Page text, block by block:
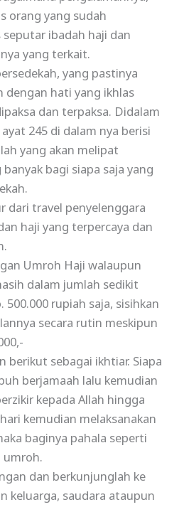
orang yang sudah
ibadah haji dan
yang terkait.
yang pastinya
dengan hati yang ikhlas
dan terpaksa. Didalam
245 di dalam nya berisi
yang akan melipat
bagi siapa saja yang
dari travel penyelenggara
haji yang terpercaya dan
Umroh Haji walaupun
dalam jumlah sedikit
500.000 rupiah saja, sisihkan
secara rutin meskipun
berikut sebagai ikhtiar. Siapa
berjamaah lalu kemudian
kepada Allah hingga
kemudian melaksanakan
baginya pahala seperti
umroh.
dan berkunjunglah ke
keluarga, saudara ataupun